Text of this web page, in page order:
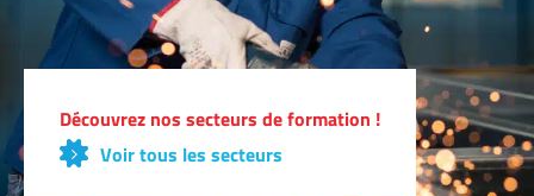
Découvrez nos secteurs de formation !
Voir tous les secteurs